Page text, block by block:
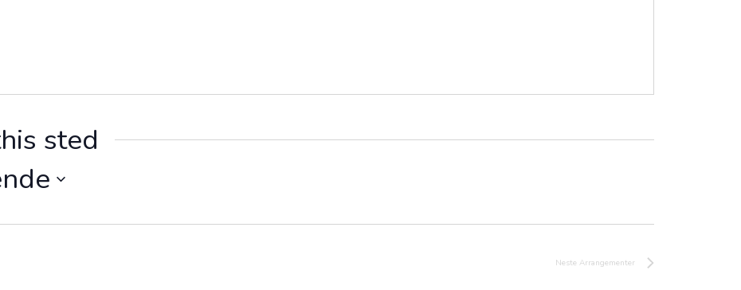
sted
Neste Arrangementer